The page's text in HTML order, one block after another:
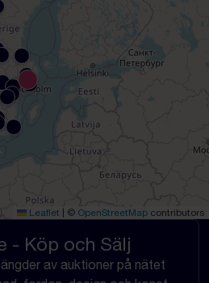
Leaflet © OpenStreetMap contributors
- Köp och Sälj
av auktioner på nätet